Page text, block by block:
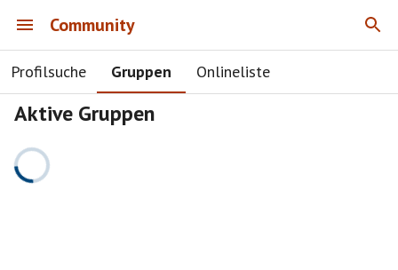
Community
Profilsuche Gruppen Onlineliste
Aktive Gruppen